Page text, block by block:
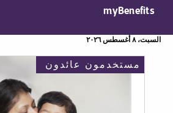
myBenefits
السبت، ٨ أغسطس ٢٠٢٦
مستخدمون عائدون